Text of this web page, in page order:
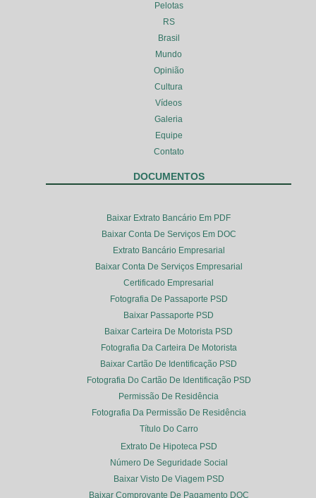
Pelotas
RS
Brasil
Mundo
Opinião
Cultura
Vídeos
Galeria
Equipe
Contato
DOCUMENTOS
Baixar Extrato Bancário Em PDF
Baixar Conta De Serviços Em DOC
Extrato Bancário Empresarial
Baixar Conta De Serviços Empresarial
Certificado Empresarial
Fotografia De Passaporte PSD
Baixar Passaporte PSD
Baixar Carteira De Motorista PSD
Fotografia Da Carteira De Motorista
Baixar Cartão De Identificação PSD
Fotografia Do Cartão De Identificação PSD
Permissão De Residência
Fotografia Da Permissão De Residência
Título Do Carro
Extrato De Hipoteca PSD
Número De Seguridade Social
Baixar Visto De Viagem PSD
Baixar Comprovante De Pagamento DOC